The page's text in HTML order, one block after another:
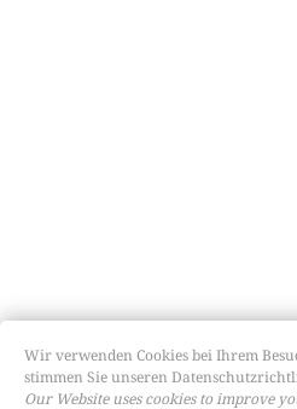
Wir verwenden Cookies bei Ihrem
stimmen Sie unseren
Our Website uses cookies to improve